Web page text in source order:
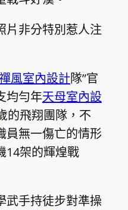
片非分特別惹人注
風室內設計隊”官
均勻年天母室內設
的飛翔團隊，不
員無一傷亡的情形
14架的輝煌戰
武手持徒步對準操